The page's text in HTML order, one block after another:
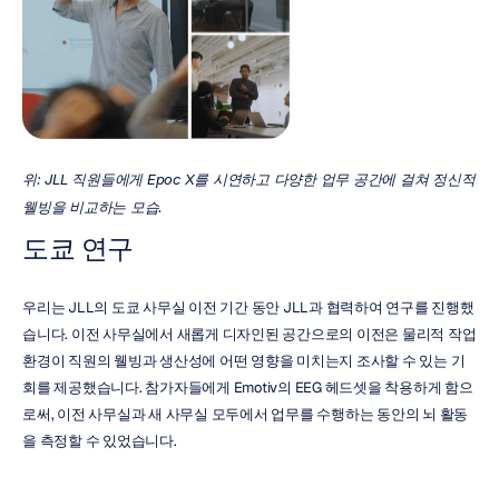
위: JLL 직원들에게 Epoc X를 시연하고 다양한 업무 공간에 걸쳐 정신적
웰빙을 비교하는 모습.
도쿄 연구
우리는 JLL의 도쿄 사무실 이전 기간 동안 JLL과 협력하여 연구를 진행했
습니다. 이전 사무실에서 새롭게 디자인된 공간으로의 이전은 물리적 작업
환경이 직원의 웰빙과 생산성에 어떤 영향을 미치는지 조사할 수 있는 기
회를 제공했습니다. 참가자들에게 Emotiv의 EEG 헤드셋을 착용하게 함으
로써, 이전 사무실과 새 사무실 모두에서 업무를 수행하는 동안의 뇌 활동
을 측정할 수 있었습니다.